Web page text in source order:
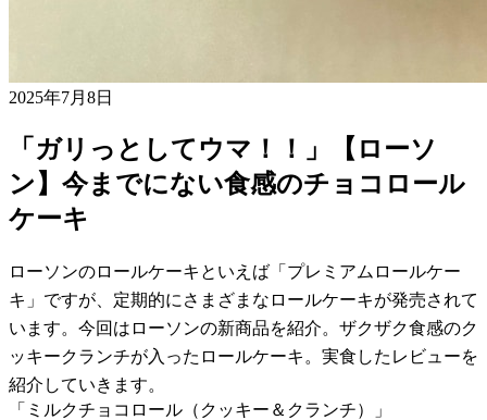
2025年7月8日
「ガリっとしてウマ！！」【ローソ
ン】今までにない食感のチョコロール
ケーキ
ローソンのロールケーキといえば「プレミアムロールケー
キ」ですが、定期的にさまざまなロールケーキが発売されて
います。今回はローソンの新商品を紹介。ザクザク食感のク
ッキークランチが入ったロールケーキ。実食したレビューを
紹介していきます。
「ミルクチョコロール（クッキー＆クランチ）」